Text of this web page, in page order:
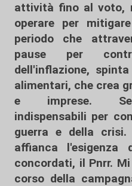
attività fino al voto,
operare per
periodo che
pause per
dell'inflazione,
alimentari, che crea
e imprese.
indispensabili per
guerra e della crisi.
affianca
concordati, il Pnrr.
corso della